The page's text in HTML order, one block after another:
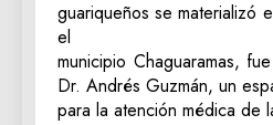
guariqueños se materializó
el
municipio Chaguaramas,
Dr. Andrés Guzmán, un
para la atención médica de